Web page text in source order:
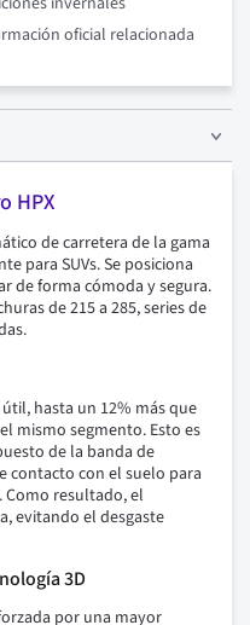
oficial relacionada
HPX
de carretera de la gama
para SUVs. Se posiciona
de forma cómoda y segura.
de 215 a 285, series de
hasta un 12% más que
mismo segmento. Esto es
de la banda de
contacto con el suelo para
resultado, el
evitando el desgaste
3D
por una mayor